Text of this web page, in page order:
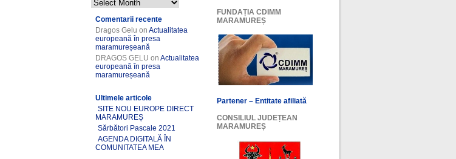
Comentarii recente
Dragos Gelu onActualitatea
europeană în presa
maramureșeană
DRAGOS GELU onActualitatea
europeană în presa
maramureșeană
Ultimele articole
SITE NOU EUROPE DIRECT
MARAMUREȘ
Sărbători Pascale 2021
AGENDA DIGITALĂ ÎN
COMUNITATEA MEA
FUNDAȚIA CDIMM
MARAMUREȘ
Partener – Entitate afiliată
CONSILIUL JUDEȚEAN
MARAMUREȘ